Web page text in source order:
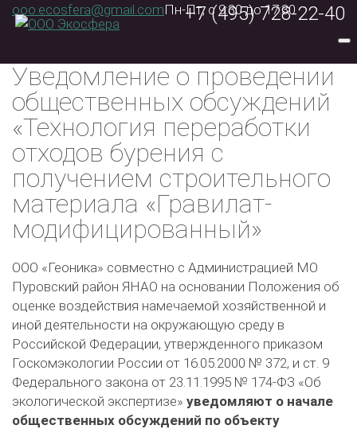
+7 (495) 728-22-40
ooo.ecosfera@gmail.comПн-Пт, с 9:30 до 17:30
Уведомление о проведении
общественных обсуждений
«Технология переработки
отходов бурения с
получением строительного
материала «Гравилат-
модифицированный»
ООО «Геоника» совместно с Администрацией МО
Пуровский район ЯНАО на основании Положения об
оценке воздействия намечаемой хозяйственной и
иной деятельности на окружающую среду в
Российской Федерации, утвержденного приказом
Госкомэкологии России от 16.05.2000 № 372, и ст. 9
Федерального закона от 23.11.1995 № 174-ФЗ «Об
экологической экспертизе» уведомляют о начале
общественных обсуждений по объекту